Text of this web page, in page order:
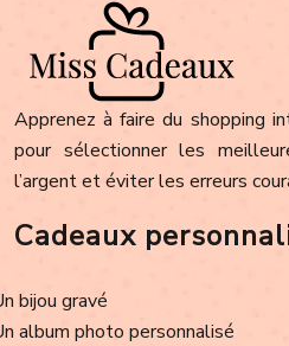
Apprenez à faire du shopping
pour sélectionner les
l’argent et éviter les erreurs
Cadeaux
bijou gravé
album photo personnalisé